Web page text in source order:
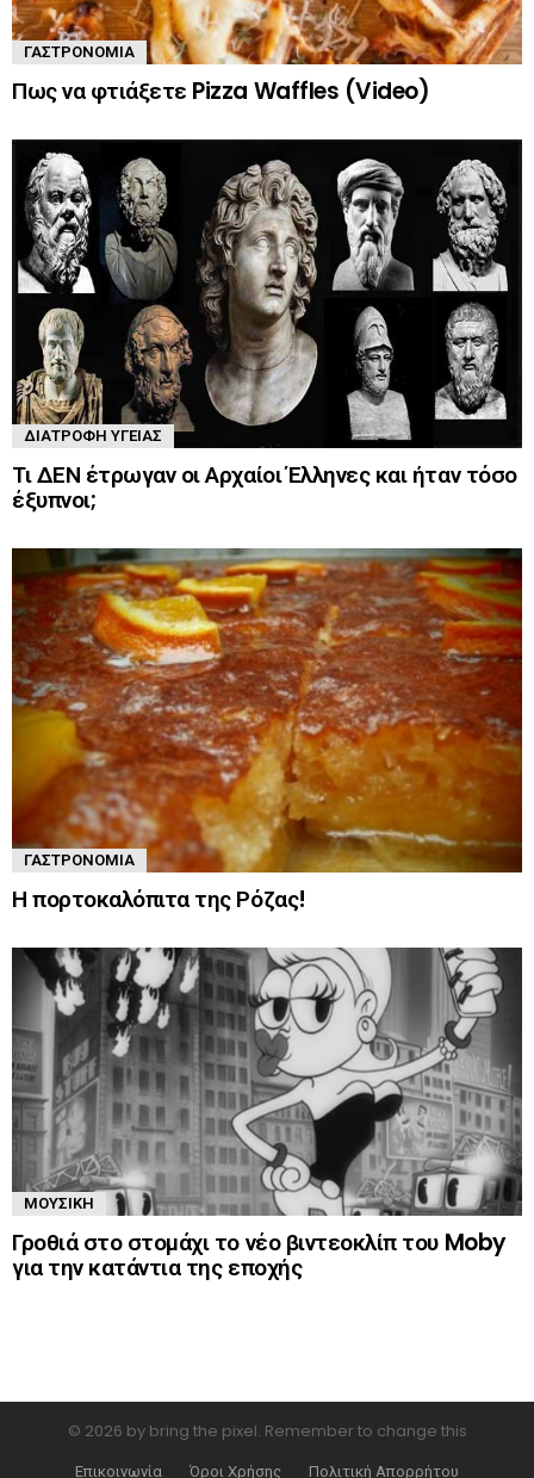
ΓΑΣΤΡΟΝΟΜΊΑ
Πως να φτιάξετε Pizza Waffles (Video)
ΔΙΑΤΡΟΦΉ ΥΓΕΊΑΣ
Τι ΔΕΝ έτρωγαν οι Αρχαίοι Έλληνες και ήταν τόσο
έξυπνοι;
ΓΑΣΤΡΟΝΟΜΊΑ
Η πορτοκαλόπιτα της Ρόζας!
ΜΟΥΣΙΚΉ
Γροθιά στο στομάχι το νέο βιντεοκλίπ του Moby
για την κατάντια της εποχής
© 2026 by bring the pixel. Remember to change this
Επικοινωνία
Όροι Χρήσης Πολιτική Απορρήτου